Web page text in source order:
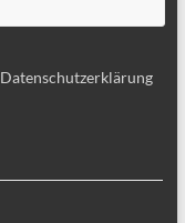
Datenschutzerklärung